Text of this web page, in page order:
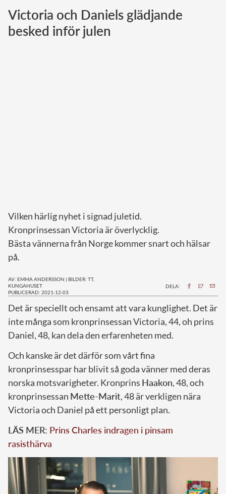
Norska kungahuset
Danska kungahuset
Victoria och Daniels glädjande
besked inför julen
Vilken härlig nyhet i signad juletid.
Kronprinsessan Victoria är överlycklig.
Bästa vännerna från Norge kommer snart och hälsar
på.
AV: EMMA ANDERSSON | BILDER: TT,
KUNGAHUSET
PUBLICERAD: 2021-12-03
DELA:
Det är speciellt och ensamt att vara kunglighet. Det är
inte många som kronprinsessan Victoria, 44, oh prins
Daniel, 48, kan dela den erfarenheten med.
Och kanske är det därför som vårt fina
kronprinsesspar har blivit så goda vänner med deras
norska motsvarigheter. Kronprins Haakon, 48, och
kronprinsessan Mette-Marit, 48 är verkligen nära
Victoria och Daniel på ett personligt plan.
LÄS MER: Prins Charles indragen i pinsam
rasisthärva